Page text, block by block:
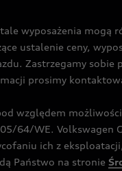
wyposażenia mogą
ustalenie ceny,
Zastrzegamy sobie
prosimy
względem
64/WE. Volkswagen
ich z
Państwo na stronie